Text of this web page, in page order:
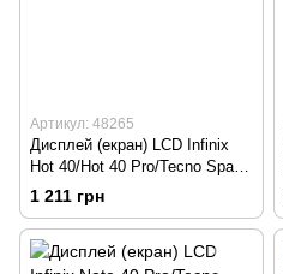
Артикул: 48265
Дисплей (екран) LCD Infinix
Hot 40/Hot 40 Pro/Tecno Spark
20 Pro з touchscreen Black
1 211 грн